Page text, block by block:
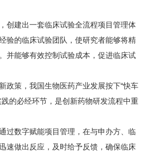
建出一套临床试验全流程项目管理体
验的临床试验团队，使研究者能够将精
并能够有效控制试验成本，促进临床试
策，我国生物医药产业发展按下“快车
的必经环节，是创新药物研发流程中重
数字赋能项目管理，在与申办方、临
速做出反应，及时给予反馈，确保临床